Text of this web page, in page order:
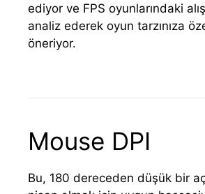
ediyor ve FPS oyunlarındaki
analiz ederek oyun tarzınıza
öneriyor.
Mouse DPI
Bu, 180 dereceden düşük bir